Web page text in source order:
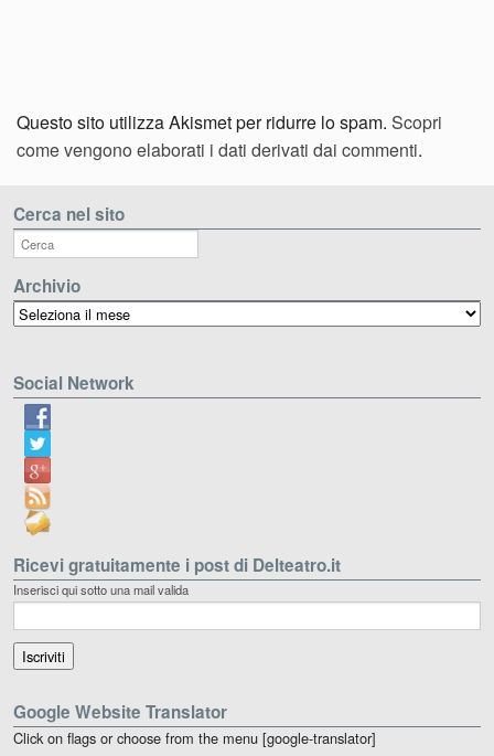
Questo sito utilizza Akismet per ridurre lo spam. Scopri
come vengono elaborati i dati derivati dai commenti.
Cerca nel sito
Archivio
Archivio
Social Network
Ricevi gratuitamente i post di Delteatro.it
Inserisci qui sotto una mail valida
Google Website Translator
Click on flags or choose from the menu [google-translator]